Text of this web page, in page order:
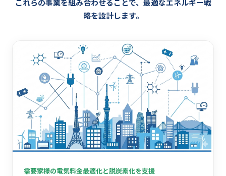
これらの事業を組み合わせることで、最適なエネルギー戦
略を設計します。
需要家様の電気料金最適化と脱炭素化を支援